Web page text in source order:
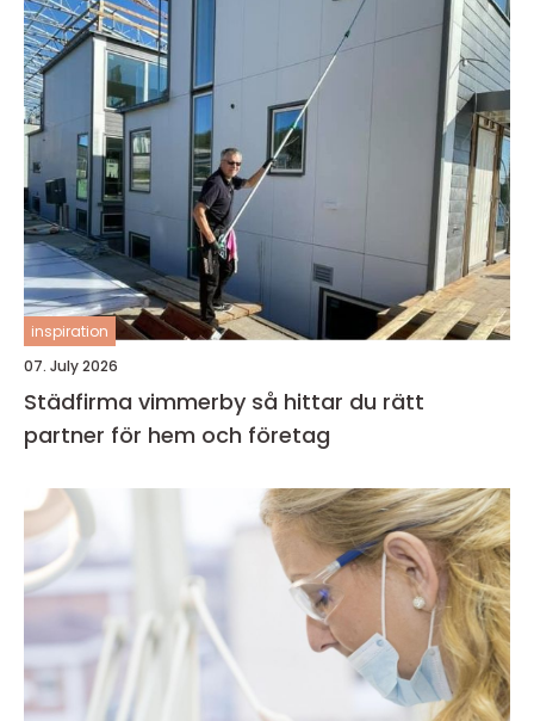
inspiration
07. July 2026
Städfirma vimmerby så hittar du rätt
partner för hem och företag